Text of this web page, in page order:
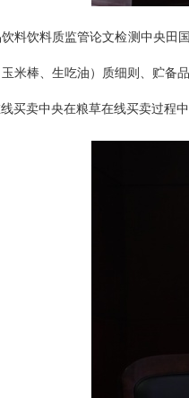
料饮料质监管论文检测中央田
米棒、生吃油）质细则、贮备
买卖中央在粮草在线买卖过程